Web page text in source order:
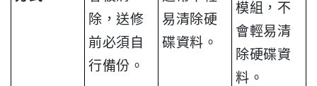
除，送修
前必須自
行備份。
易清除硬
碟資料。
模組，不
會輕易清
除硬碟資
料。